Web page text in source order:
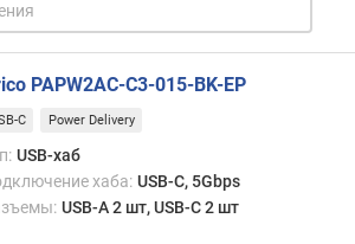
PAPW2AC-C3-015-BK-EP
C Power Delivery
USB-хаб
хаба: USB-C, 5Gbps
USB-A 2 шт, USB-C 2 шт